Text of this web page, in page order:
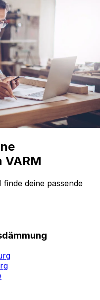
VARM
deine passende